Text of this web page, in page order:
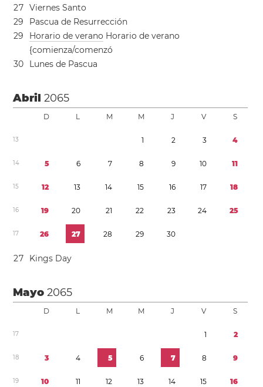
27 Viernes Santo
29
Pascua de Resurrección
29 Horario de verano Horario de verano
{comienza/comenzó
30 Lunes de Pascua
Abril2065
D L M M J V S
13 1 2 3 4
14 5 6 7 8 9 10 11
15 12 13 14 15 16 17 18
16 19 20 21 22 23 24 25
17 26 27 28 29 30
27 Kings Day
Mayo2065
D L M M J V S
17 1 2
18 3 4 5 6 7 8 9
19 10 11 12 13 14 15 16